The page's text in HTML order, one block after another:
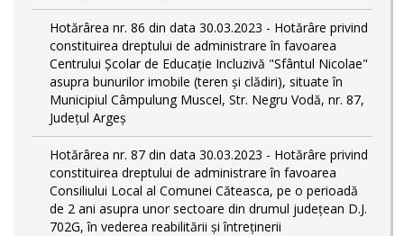
Hotărârea nr. 86 din data 30.03.2023 - Hotărâre privind
constituirea dreptului de administrare în favoarea
Centrului Școlar de Educație Incluzivă "Sfântul Nicolae"
asupra bunurilor imobile (teren și clădiri), situate în
Municipiul Câmpulung Muscel, Str. Negru Vodă, nr. 87,
Județul Argeș
Hotărârea nr. 87 din data 30.03.2023 - Hotărâre privind
constituirea dreptului de administrare în favoarea
Consiliului Local al Comunei Căteasca, pe o perioadă
de 2 ani asupra unor sectoare din drumul județean D.J.
702G, în vederea reabilitării și întreținerii